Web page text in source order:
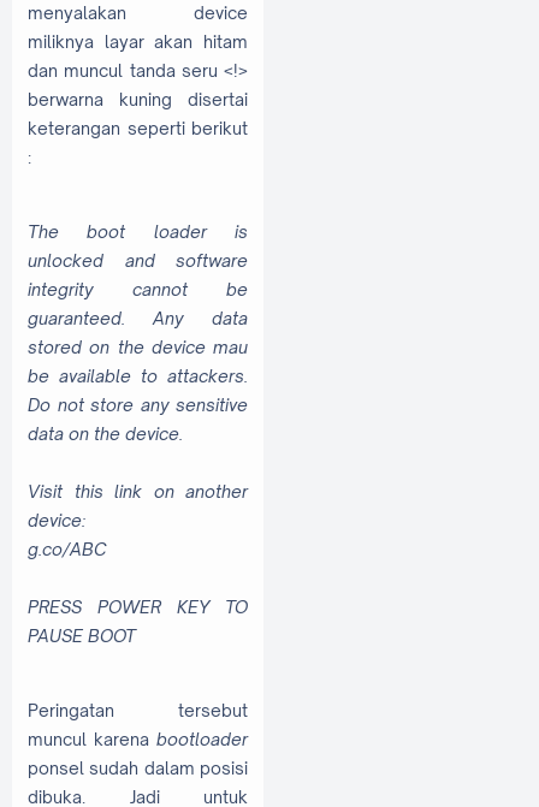
menyalakan device
miliknya layar akan hitam
dan muncul tanda seru <!>
berwarna kuning disertai
keterangan seperti berikut
:
The boot loader is
unlocked and software
integrity cannot be
guaranteed. Any data
stored on the device mau
be available to attackers.
Do not store any sensitive
data on the device.
Visit this link on another
device:
g.co/ABC
PRESS POWER KEY TO
PAUSE BOOT
Peringatan tersebut
muncul karena bootloader
ponsel sudah dalam posisi
dibuka. Jadi untuk